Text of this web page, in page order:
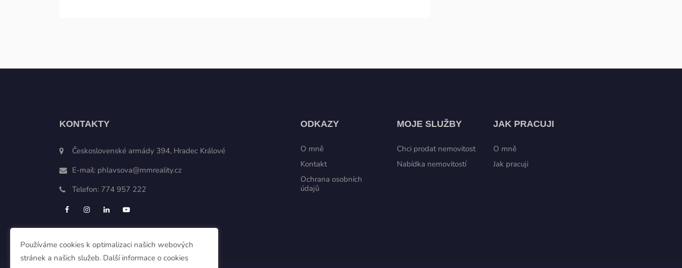
KONTAKTY
Československé armády 394, Hradec Králové
E-mail: phlavsova@mmreality.cz
Telefon: 774 957 222
ODKAZY
O mně
Kontakt
Ochrana osobních
údajů
MOJE SLUŽBY
Chci prodat nemovitost
Nabídka nemovitostí
JAK PRACUJI
O mně
Jak pracuji
Používáme cookies k optimalizaci našich webových
stránek a našich služeb. Další informace o cookies